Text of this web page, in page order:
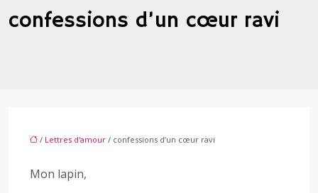
confessions d’un cœur ravi
/ Lettres d'amour / confessions d’un cœur ravi
Mon lapin,